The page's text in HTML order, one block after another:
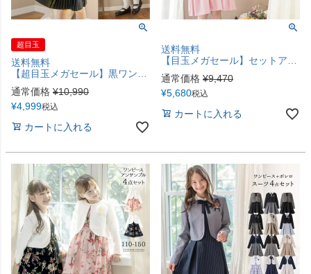
超目玉
送料無料
【超目玉メガセール】黒ワンピースとボレロセット入学式スーツ 前プリーツ袖なしワンピース＆白襟ボレロ2点セットTAK
通常価格 ¥10,990
¥4,999税込
カートに入れる
送料無料
【目玉メガセール】セットアップスーツ レースセーラー襟スーツ リボンブローチ付き 3点セット キャサリンコテージ TAK
通常価格 ¥9,470
¥5,680税込
カートに入れる